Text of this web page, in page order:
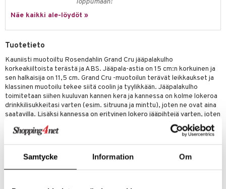
Samtycke Information Om
loppumaan!
Näe kaikki ale-löydöt »
Tuotetieto
Kauniisti muotoiltu Rosendahlin Grand Cru jääpalakulho
korkeakiiltoista terästä ja ABS. Jääpala-astia on 15 cm:n korkuinen ja
sen halkaisija on 11,5 cm. Grand Cru -muotoilun terävät leikkaukset ja
klassinen muotoilu tekee siitä coolin ja tyylikkään. Jääpalakulho
toimitetaan siihen kuuluvan kannen kera ja kannessa on kolme lokeroa
drinkkilisukkeitasi varten (esim. sitruuna ja minttu), joten ne ovat aina
saatavilla. Lisäksi kannessa on erityinen lokero jääpihtejä varten, joten
ne ovat aina käytettävissäsi. Kaunis jääpalakulho sopii sekä arkeen
että juhlaan.
Tuotenumero
& Korit
tekstiilit
& Tyynyliinat
& Peitot
& vastauksia